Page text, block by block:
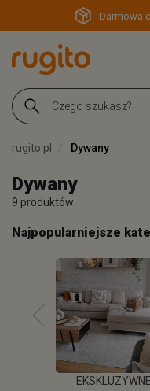
Darmowa
rugito.pl Dywany
Dywany
9 produktów
Najpopularniejsze
EKSKLUZYWNE